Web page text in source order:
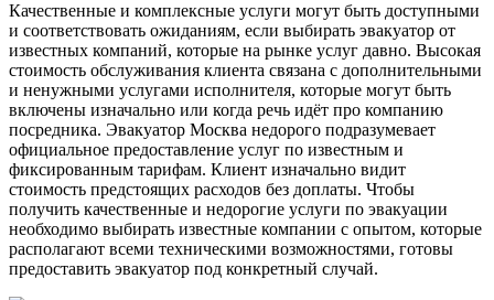
Качественные и комплексные услуги могут быть доступными
и соответствовать ожиданиям, если выбирать эвакуатор от
известных компаний, которые на рынке услуг давно. Высокая
стоимость обслуживания клиента связана с дополнительными
и ненужными услугами исполнителя, которые могут быть
включены изначально или когда речь идёт про компанию
посредника. Эвакуатор Москва недорого подразумевает
официальное предоставление услуг по известным и
фиксированным тарифам. Клиент изначально видит
стоимость предстоящих расходов без доплаты. Чтобы
получить качественные и недорогие услуги по эвакуации
необходимо выбирать известные компании с опытом, которые
располагают всеми техническими возможностями, готовы
предоставить эвакуатор под конкретный случай.